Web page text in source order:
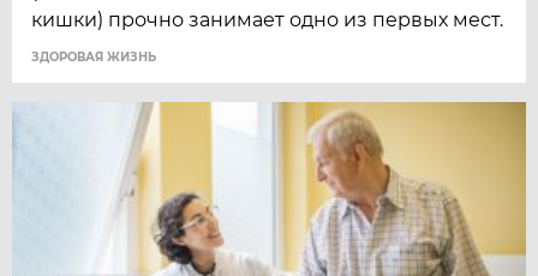
кишки) прочно занимает одно из первых мест.
ЗДОРОВАЯ ЖИЗНЬ